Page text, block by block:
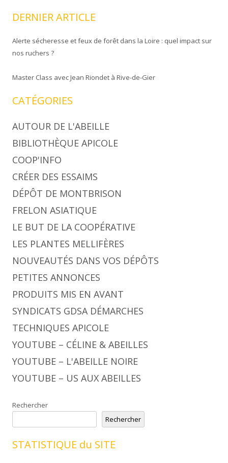
DERNIER ARTICLE
Alerte sécheresse et feux de forêt dans la Loire : quel impact sur
nos ruchers ?
Master Class avec Jean Riondet à Rive-de-Gier
CATÉGORIES
AUTOUR DE L'ABEILLE
BIBLIOTHÈQUE APICOLE
COOP'INFO
CRÉER DES ESSAIMS
DÉPÔT DE MONTBRISON
FRELON ASIATIQUE
LE BUT DE LA COOPÉRATIVE
LES PLANTES MELLIFÈRES
NOUVEAUTÉS DANS VOS DÉPÔTS
PETITES ANNONCES
PRODUITS MIS EN AVANT
SYNDICATS GDSA DÉMARCHES
TECHNIQUES APICOLE
YOUTUBE – CÉLINE & ABEILLES
YOUTUBE – L'ABEILLE NOIRE
YOUTUBE – US AUX ABEILLES
Rechercher
Rechercher
STATISTIQUE du SITE